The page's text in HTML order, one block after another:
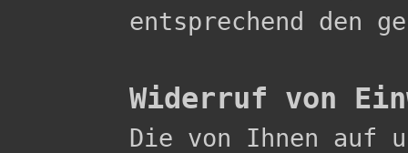
entsprechend den
Widerruf von
Die von Ihnen auf